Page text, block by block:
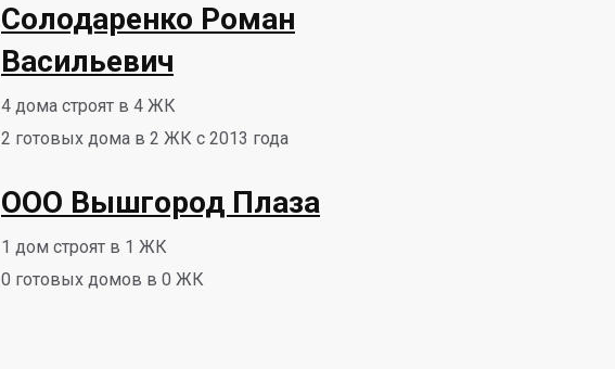
Солодаренко Роман
Васильевич
4 дома строят в 4 ЖК
2 готовых дома в 2 ЖК с 2013 года
ООО Вышгород Плаза
1 дом строят в 1 ЖК
0 готовых домов в 0 ЖК